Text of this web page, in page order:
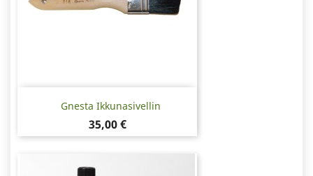
Gnesta Ikkunasivellin
Hinta
35,00 €